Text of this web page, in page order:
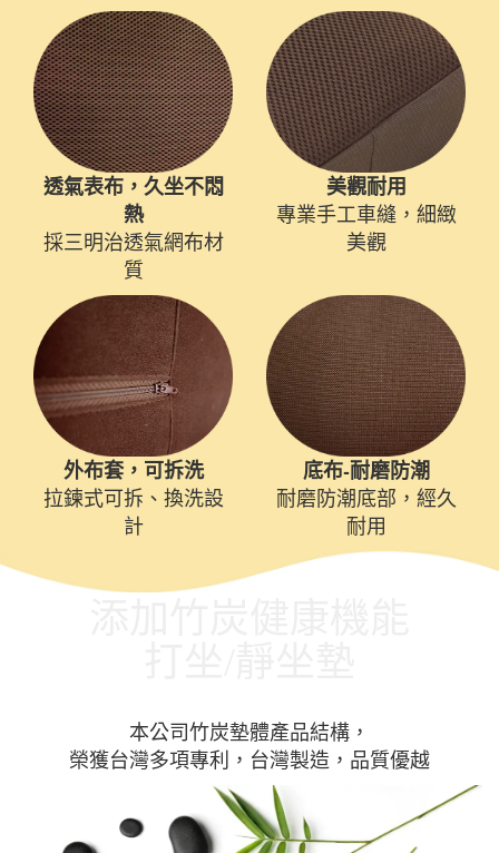
透氣表布，久坐不悶
熱
採三明治透氣網布材
質
美觀耐用
專業手工車縫，細緻
美觀
外布套，可拆洗
拉鍊式可拆、換洗設
計
底布-耐磨防潮
耐磨防潮底部，經久
耐用
本公司竹炭墊體產品結構，
榮獲台灣多項專利，台灣製造，品質優越